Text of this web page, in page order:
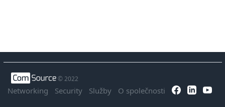
© 2022
Networking Security Služby O společnosti